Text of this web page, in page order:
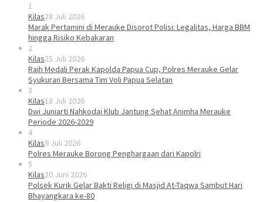
1
Kilas28 Juli 2026
Marak Pertamini di Merauke Disorot Polisi: Legalitas, Harga BBM
hingga Risiko Kebakaran
2
Kilas25 Juli 2026
Raih Medali Perak Kapolda Papua Cup, Polres Merauke Gelar
Syukuran Bersama Tim Voli Papua Selatan
3
Kilas18 Juli 2026
Dwi Juniarti Nahkodai Klub Jantung Sehat Animha Merauke
Periode 2026-2029
4
Kilas9 Juli 2026
Polres Merauke Borong Penghargaan dari Kapolri
5
Kilas20 Juni 2026
Polsek Kurik Gelar Bakti Religi di Masjid At-Taqwa Sambut Hari
Bhayangkara ke-80